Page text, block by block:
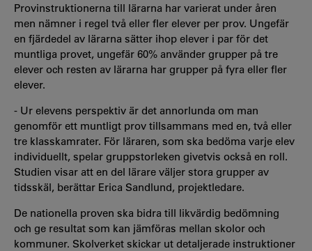
Provinstruktionerna till lärarna har varierat under åren
men nämner i regel två eller fler elever per prov. Ungefär
en fjärdedel av lärarna sätter ihop elever i par för det
muntliga provet, ungefär 60% använder grupper på tre
elever och resten av lärarna har grupper på fyra eller fler
elever.
- Ur elevens perspektiv är det annorlunda om man
genomför ett muntligt prov tillsammans med en, två eller
tre klasskamrater. För läraren, som ska bedöma varje elev
individuellt, spelar gruppstorleken givetvis också en roll.
Studien visar att en del lärare väljer stora grupper av
tidsskäl, berättar Erica Sandlund, projektledare.
De nationella proven ska bidra till likvärdig bedömning
och ge resultat som kan jämföras mellan skolor och
kommuner. Skolverket skickar ut detaljerade instruktioner